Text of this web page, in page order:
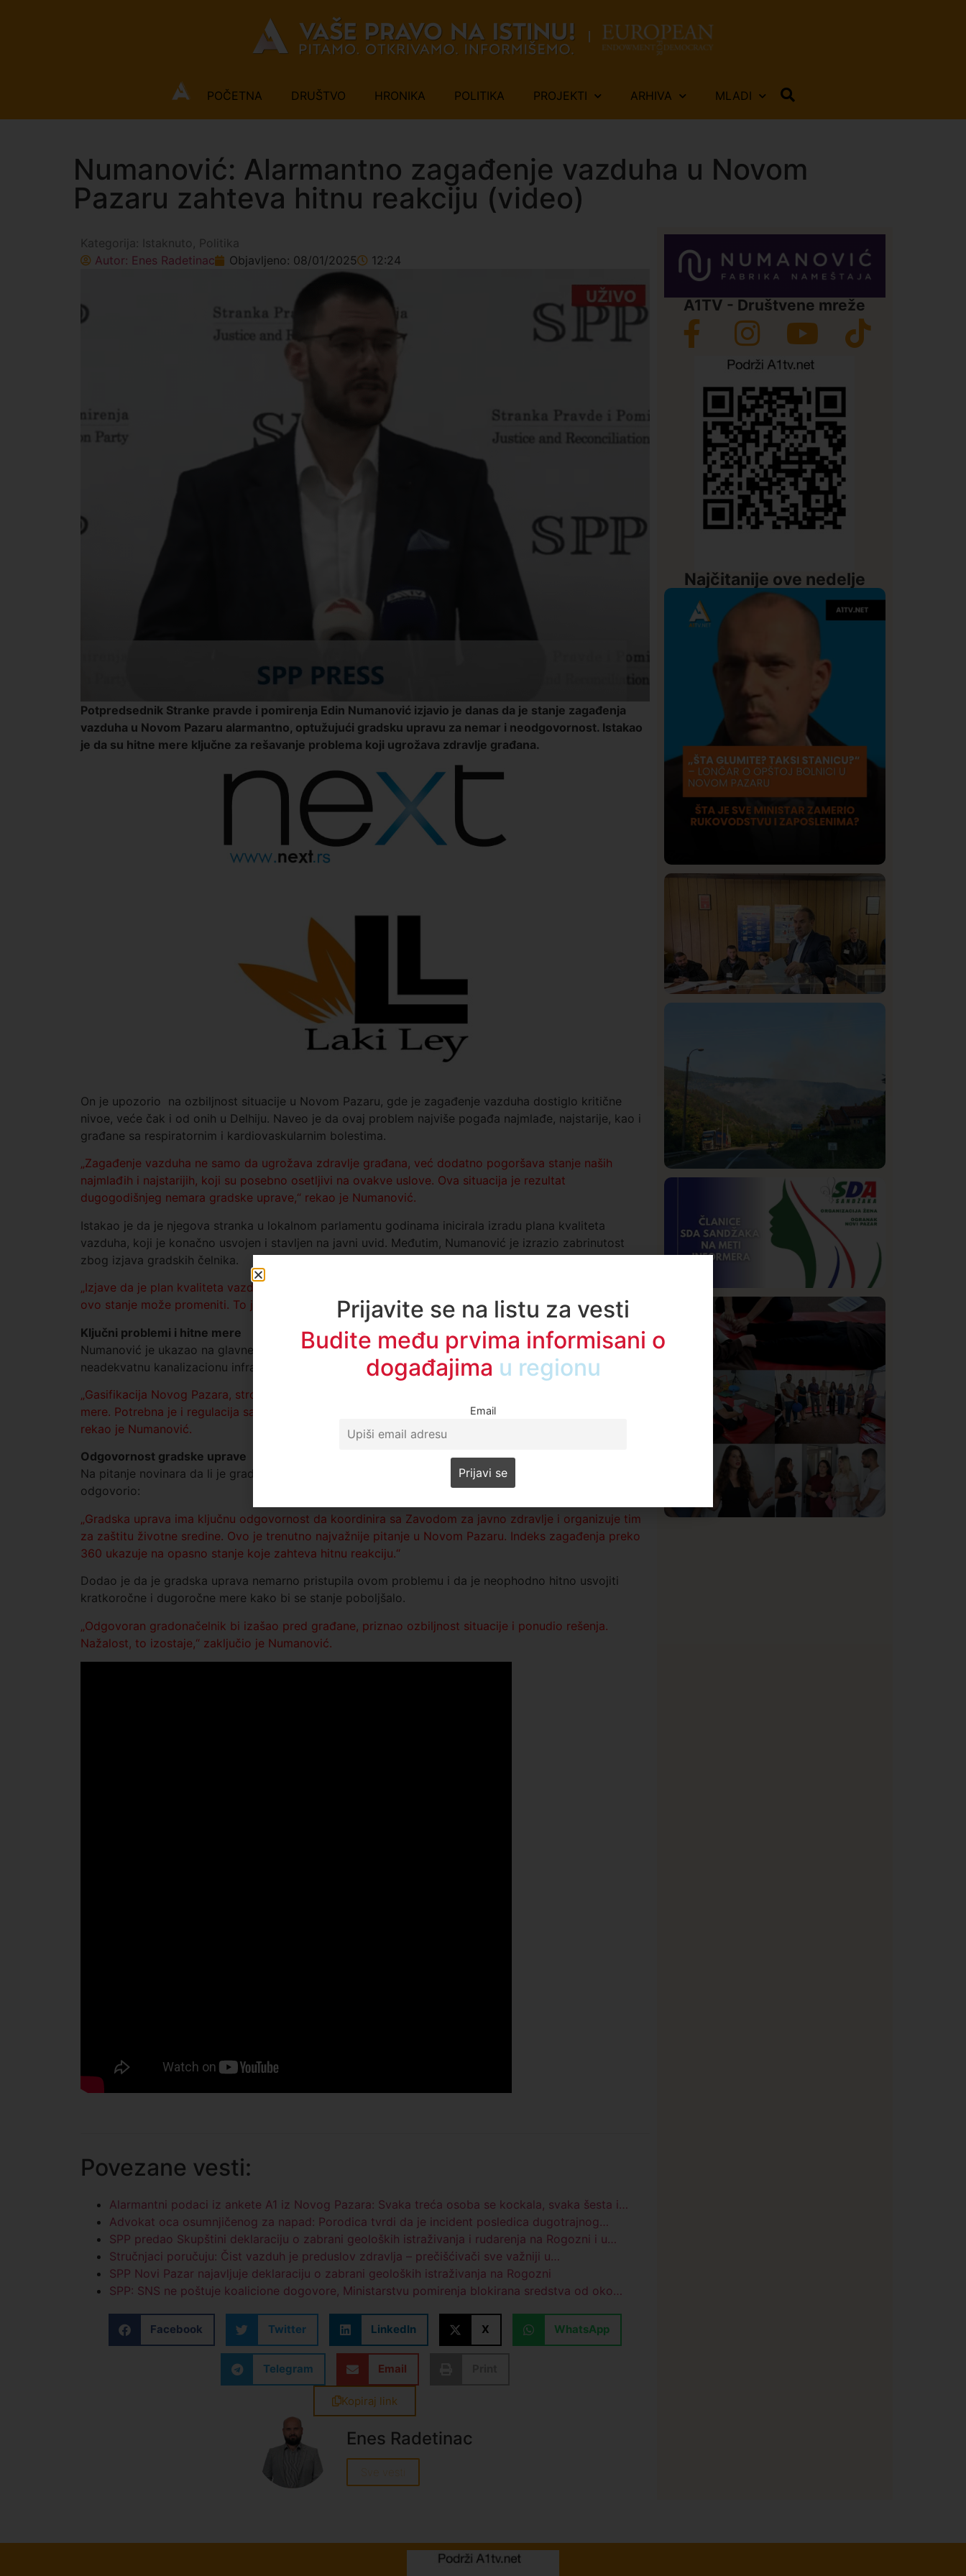
POČETNA DRUŠTVO HRONIKA POLITIKA PROJEKTI ARHIVA MLADI
Numanović: Alarmantno zagađenje vazduha u Novom
Pazaru zahteva hitnu reakciju (video)
Kategorija: Istaknuto , Politika
Autor: Enes Radetinac Objavljeno: 08/01/2025 12:24
Potpredsednik Stranke pravde i pomirenja Edin Numanović izjavio je danas da je stanje zagađenja
vazduha u Novom Pazaru alarmantno, optužujući gradsku upravu za nemar i neodgovornost. Istakao
je da su hitne mere ključne za rešavanje problema koji ugrožava zdravlje građana.
On je upozorio na ozbiljnost situacije u Novom Pazaru, gde je zagađenje vazduha dostiglo kritične
nivoe, veće čak i od onih u Delhiju. Naveo je da ovaj problem najviše pogađa najmlađe, najstarije, kao i
građane sa respiratornim i kardiovaskularnim bolestima.
„Zagađenje vazduha ne samo da ugrožava zdravlje građana, već dodatno pogoršava stanje naših
najmlađih i najstarijih, koji su posebno osetljivi na ovakve uslove. Ova situacija je rezultat
dugogodišnjeg nemara gradske uprave,“ rekao je Numanović.
Istakao je da je njegova stranka u lokalnom parlamentu godinama inicirala izradu plana kvaliteta
vazduha, koji je konačno usvojen i stavljen na javni uvid. Međutim, Numanović je izrazio zabrinutost
zbog izjava gradskih čelnika.
„Izjave da je plan kvaliteta vazduha suviše skup i kompleksan dodatno ubijaju nadu naših građana da se
ovo stanje može promeniti. To je katastrofalno i nedopustivo,“ naglasio je on.
Ključni problemi i hitne mere
Numanović je ukazao na glavne izvore zagađenja, uključujući individualna ložišta, saobraćaj i
neadekvatnu kanalizacionu infrastrukturu.
„Gasifikacija Novog Pazara, stroga kontrola individualnih ložišta i zabrana spaljivanja otpada su ključne
mere. Potrebna je i regulacija saobraćaja i svakodnevno informisanje građana o kvalitetu vazduha,“
rekao je Numanović.
Odgovornost gradske uprave
Na pitanje novinara da li je gradska uprava odgovorna za trenutnu situaciju, Numanović je jasno
odgovorio:
„Gradska uprava ima ključnu odgovornost da koordinira sa Zavodom za javno zdravlje i organizuje tim
za zaštitu životne sredine. Ovo je trenutno najvažnije pitanje u Novom Pazaru. Indeks zagađenja preko
360 ukazuje na opasno stanje koje zahteva hitnu reakciju.“
Dodao je da je gradska uprava nemarno pristupila ovom problemu i da je neophodno hitno usvojiti
kratkoročne i dugoročne mere kako bi se stanje poboljšalo.
„Odgovoran gradonačelnik bi izašao pred građane, priznao ozbiljnost situacije i ponudio rešenja.
Nažalost, to izostaje,“ zaključio je Numanović.
Povezane vesti:
Alarmantni podaci iz ankete A1 iz Novog Pazara: Svaka treća osoba se kockala, svaka šesta i…
Advokat oca osumnjičenog za napad: Porodica tvrdi da je incident posledica dugotrajnog…
SPP predao Skupštini deklaraciju o zabrani geoloških istraživanja i rudarenja na Rogozni i u…
Stručnjaci poručuju: Čist vazduh je preduslov zdravlja – prečišćivači sve važniji u…
SPP Novi Pazar najavljuje deklaraciju o zabrani geoloških istraživanja na Rogozni
SPP: SNS ne poštuje koalicione dogovore, Ministarstvu pomirenja blokirana sredstva od oko…
Facebook Twitter LinkedIn X WhatsApp
Telegram Email
Kopiraj link
Enes Radetinac
Sve vesti
A1TV - Društvene mreže
Najčitanije ove nedelje
Lončar o Opštoj bolnici u Novom
Pazaru: „Šta glumite? Taksi stanicu?“
Požar od Magliča do Ušća, brda u
plamenu – vatrogasci na terenu
Politika 171
Organizacija žena SDA Sandžaka osudila
tekst Informera o Anisi Fetahović i Adeli
Prijavite se na listu za vesti
Budite među prvima informisani o
događajima u regionu
Email